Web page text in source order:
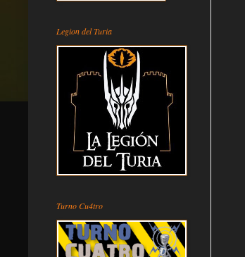
Legion del Turia
Turno Cu4tro